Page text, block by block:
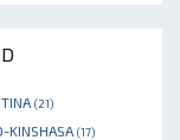
(21)
KINSHASA (17)